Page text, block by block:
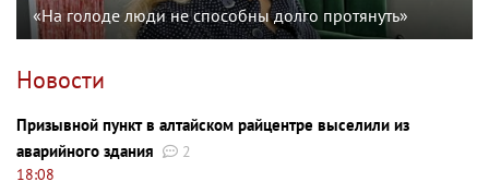
«На голоде люди не способны долго протянуть»
Новости
Призывной пункт в алтайском райцентре выселили из
аварийного здания
2
18:08